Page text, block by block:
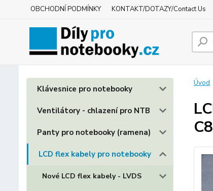
OBCHODNÍ PODMÍNKY KONTAKT/DOTAZY/Contact Us
Klávesnice pro notebooky
Ventilátory - chlazení pro NTB
Panty pro notebooky (ramena)
LCD flex kabely pro notebooky
Nové LCD flex kabely - LVDS
Úvod